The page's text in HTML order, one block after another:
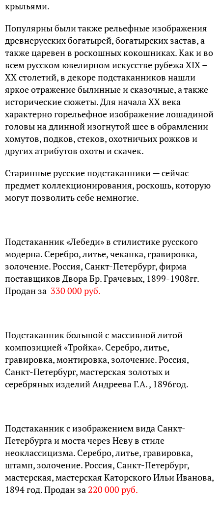
крыльями.
Популярны были также рельефные изображения
древнерусских богатырей, богатырских застав, а
также царевен в роскошных кокошниках. Как и во
всем русском ювелирном искусстве рубежа XIX –
ХХ столетий, в декоре подстаканников нашли
яркое отражение былинные и сказочные, а также
исторические сюжеты. Для начала ХХ века
характерно горельефное изображение лошадиной
головы на длинной изогнутой шее в обрамлении
хомутов, подков, стеков, охотничьих рожков и
других атрибутов охоты и скачек.
Старинные русские подстаканники — сейчас
предмет коллекционирования, роскошь, которую
могут позволить себе немногие.
Подстаканник «Лебеди» в стилистике русского
модерна. Серебро, литье, чеканка, гравировка,
золочение. Россия, Санкт-Петербург, фирма
поставщиков Двора Бр. Грачевых, 1899-1908гг.
Продан за 330 000 руб.
Подстаканник большой с массивной литой
композицией «Тройка». Серебро, литье,
гравировка, монтировка, золочение. Россия,
Санкт-Петербург, мастерская золотых и
серебряных изделий Андреева Г.А. , 1896год.
Подстаканник с изображением вида Санкт-
Петербурга и моста через Неву в стиле
неоклассицизма. Серебро, литье, гравировка,
штамп, золочение. Россия, Санкт-Петербург,
мастерская, мастерская Каторского Ильи Иванова,
1894 год. Продан за 220 000 руб.